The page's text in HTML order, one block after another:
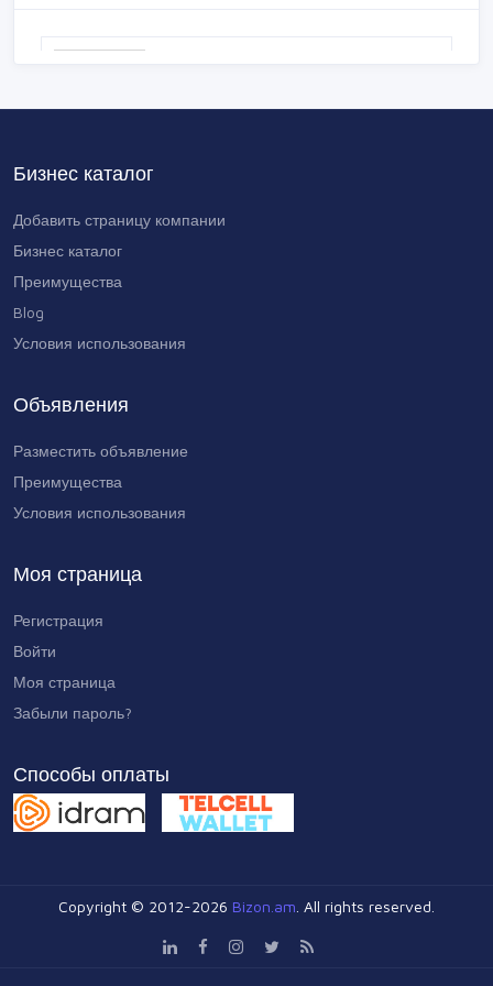
Бизнес каталог
Добавить страницу компании
Бизнес каталог
Преимущества
Blog
Условия использования
Объявления
Разместить объявление
Преимущества
Условия использования
Моя страница
Регистрация
Войти
Моя страница
Забыли пароль?
Способы оплаты
Copyright © 2012-2026 Bizon.am . All rights reserved.